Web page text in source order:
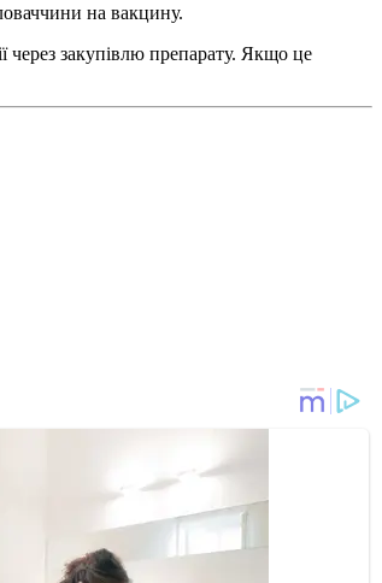
на вакцину.
через закупівлю препарату. Якщо це